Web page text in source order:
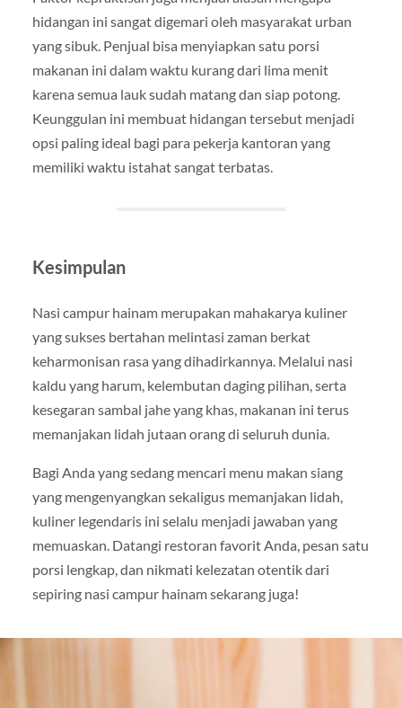
hidangan ini sangat digemari oleh masyarakat urban
yang sibuk. Penjual bisa menyiapkan satu porsi
makanan ini dalam waktu kurang dari lima menit
karena semua lauk sudah matang dan siap potong.
Keunggulan ini membuat hidangan tersebut menjadi
opsi paling ideal bagi para pekerja kantoran yang
memiliki waktu istahat sangat terbatas.
Kesimpulan
Nasi campur hainam merupakan mahakarya kuliner
yang sukses bertahan melintasi zaman berkat
keharmonisan rasa yang dihadirkannya. Melalui nasi
kaldu yang harum, kelembutan daging pilihan, serta
kesegaran sambal jahe yang khas, makanan ini terus
memanjakan lidah jutaan orang di seluruh dunia.
Bagi Anda yang sedang mencari menu makan siang
yang mengenyangkan sekaligus memanjakan lidah,
kuliner legendaris ini selalu menjadi jawaban yang
memuaskan. Datangi restoran favorit Anda, pesan satu
porsi lengkap, dan nikmati kelezatan otentik dari
sepiring nasi campur hainam sekarang juga!